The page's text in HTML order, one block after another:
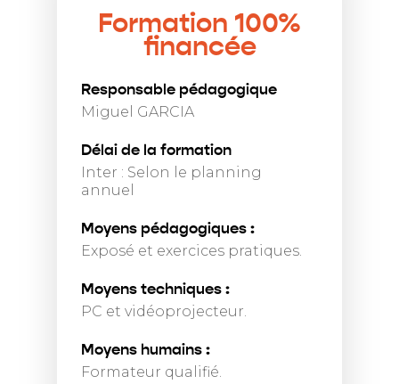
Formation 100%
financée
Responsable pédagogique
Miguel GARCIA
Délai de la formation
Inter : Selon le planning
annuel
Moyens pédagogiques :
Exposé et exercices pratiques.
Moyens techniques :
PC et vidéoprojecteur.
Moyens humains :
Formateur qualifié.